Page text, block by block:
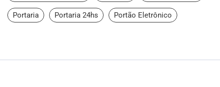
Portaria Portaria 24hs Portão Eletrônico